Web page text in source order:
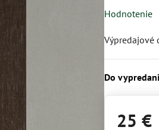
Hodnotenie
Výpredajové
Do
25 €